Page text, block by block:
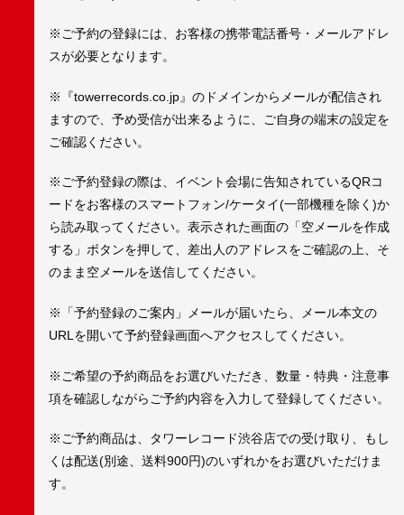
※ご予約の登録には、お客様の携帯電話番号・メールアドレ
スが必要となります。
※『towerrecords.co.jp』のドメインからメールが配信され
ますので、予め受信が出来るように、ご自身の端末の設定を
ご確認ください。
※ご予約登録の際は、イベント会場に告知されているQRコ
ードをお客様のスマートフォン/ケータイ(一部機種を除く)か
ら読み取ってください。表示された画面の「空メールを作成
する」ボタンを押して、差出人のアドレスをご確認の上、そ
のまま空メールを送信してください。
※「予約登録のご案内」メールが届いたら、メール本文の
URLを開いて予約登録画面へアクセスしてください。
※ご希望の予約商品をお選びいただき、数量・特典・注意事
項を確認しながらご予約内容を入力して登録してください。
※ご予約商品は、タワーレコード渋谷店での受け取り、もし
くは配送(別途、送料900円)のいずれかをお選びいただけま
す。